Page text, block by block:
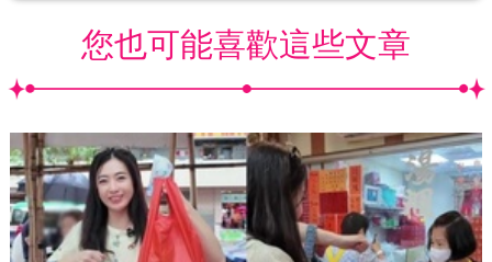
您也可能喜歡這些文章